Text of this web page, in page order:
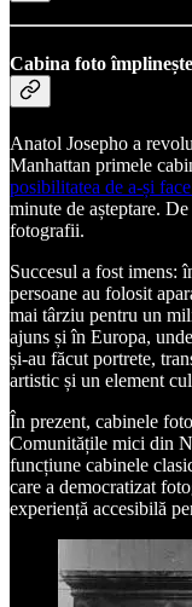
Cabina foto
Anatol Josepho a
Manhattan primele
posibilitatea de a-și
minute de așteptare.
fotografii.
Succesul a fost imens:
persoane au folosit
mai târziu pentru un
ajuns și în Europa,
și-au făcut portrete,
artistic și un element
În prezent, cabinele
Comunitățile mici din
funcțiune cabinele
care a democratizat
experiență accesibilă